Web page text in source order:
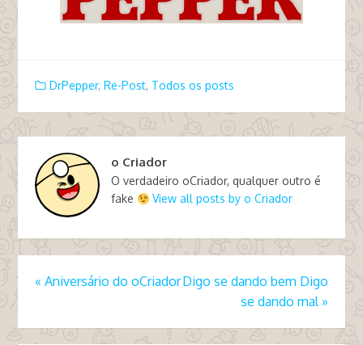
DrPepper, Re-Post, Todos os posts
o Criador
O verdadeiro oCriador, qualquer outro é
fake
View all posts by o Criador
« Aniversário do oCriadorDigo se dando bem Digo
se dando mal »